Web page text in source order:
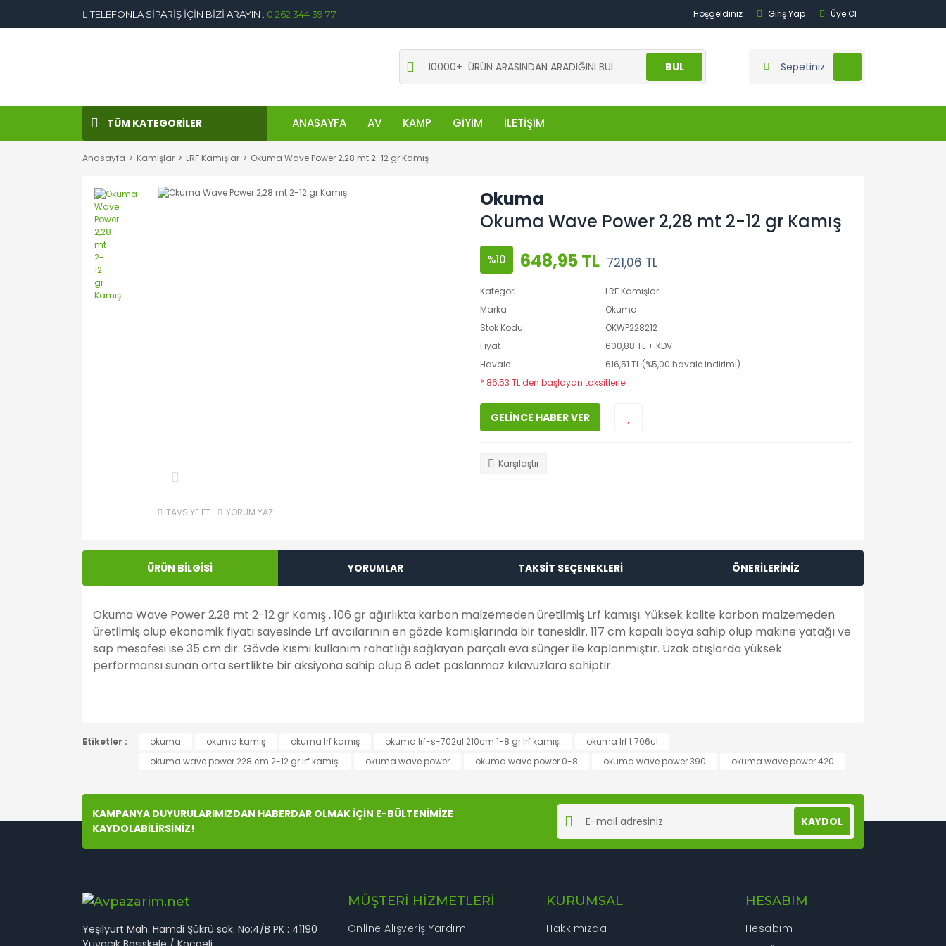
TELEFONLA SİPARİŞ İÇİN BİZİ ARAYIN : 0 262 344 39 77 Hoşgeldiniz Giriş Yap Üye Ol
BUL Sepetiniz
TÜM KATEGORİLER ANASAYFA AV KAMP GİYİM İLETİŞİM
Anasayfa Kamışlar LRF Kamışlar Okuma Wave Power 2,28 mt 2-12 gr Kamış
TAVSİYE ET YORUM YAZ
Okuma
Okuma Wave Power 2,28 mt 2-12 gr Kamış
%10 648,95 TL 721,06 TL
Kategori
LRF Kamışlar
Marka
Okuma
Stok Kodu
OKWP228212
Fiyat
600,88 TL + KDV
Havale
616,51 TL (%5,00 havale indirimi)
* 86,53 TL den başlayan taksitlerle!
GELİNCE HABER VER
Karşılaştır
ÜRÜN BİLGİSİ YORUMLAR TAKSİT SEÇENEKLERİ ÖNERİLERİNİZ
Okuma Wave Power 2,28 mt 2-12 gr Kamış , 106 gr ağırlıkta karbon malzemeden üretilmiş Lrf kamışı. Yüksek kalite karbon malzemeden
üretilmiş olup ekonomik fiyatı sayesinde Lrf avcılarının en gözde kamışlarında bir tanesidir. 117 cm kapalı boya sahip olup makine yatağı ve
sap mesafesi ise 35 cm dir. Gövde kısmı kullanım rahatlığı sağlayan parçalı eva sünger ile kaplanmıştır. Uzak atışlarda yüksek
performansı sunan orta sertlikte bir aksiyona sahip olup 8 adet paslanmaz kılavuzlara sahiptir.
Bu ürüne ilk yorumu siz yapın!
Yorum Yaz
Görüş ve önerileriniz için teşekkür ederiz.
Ürün açıklamasında eksik bilgiler bulunuyor.
Ürün bilgilerinde hatalar bulunuyor.
Etiketler : okuma okuma kamış okuma lrf kamış okuma lrf-s-702ul 210cm 1-8 gr lrf kamışı
okuma lrf t 706ul
okuma wave power 228 cm 2-12 gr lrf kamışı
okuma wave power okuma wave power 0-8 okuma wave power 390 okuma wave power 420
KAMPANYA DUYURULARIMIZDAN HABERDAR OLMAK İÇİN E-BÜLTENİMİZE
KAYDOLABİLİRSİNİZ!
KAYDOL
Yeşilyurt Mah. Hamdi Şükrü sok. No:4/B PK : 41190
MÜŞTERİ HİZMETLERİ
Online Alışveriş Yardım
KURUMSAL
Hakkımızda
HESABIM
Hesabım